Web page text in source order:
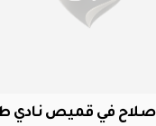
في قميص نادي